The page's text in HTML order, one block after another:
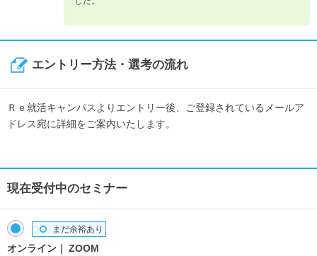
エントリー方法・選考の流れ
Ｒｅ就活キャンパスよりエントリー後、ご登録されているメールア
ドレス宛に詳細をご案内いたします。
現在受付中のセミナー
オンライン ZOOM
まだ余裕あり